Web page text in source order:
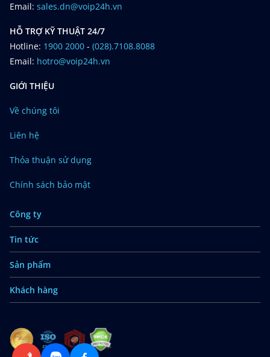
Email: sales.dn@voip24h.vn
HỖ TRỢ KỸ THUẬT 24/7
Hotline: 1900 2000 - (028).7108.8088
Email: hotro@voip24h.vn
GIỚI THIỆU
Về chúng tôi
Liên hệ
Thỏa thuận sử dụng
Chính sách bảo mật
Công ty
Tin tức
Sản phẩm
Khách hàng